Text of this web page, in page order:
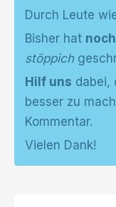
Durch Leute
Bisher hat
stöppich
Hilf uns dabei,
besser zu
Kommentar.
Vielen Dank!